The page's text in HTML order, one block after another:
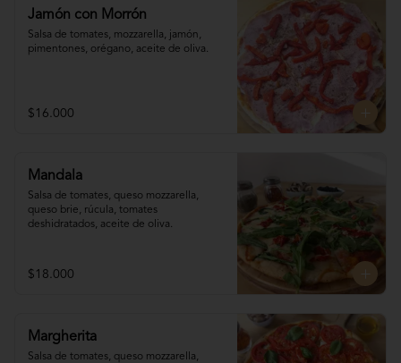
Jamón con Morrón
Salsa de tomates, mozzarella, jamón,
pimentones, orégano, aceite de oliva.
$16.000
Mandala
Salsa de tomates, queso mozzarella,
queso brie, rúcula, tomates
deshidratados, aceite de oliva.
$18.000
Margherita
Salsa de tomates, queso mozzarella,